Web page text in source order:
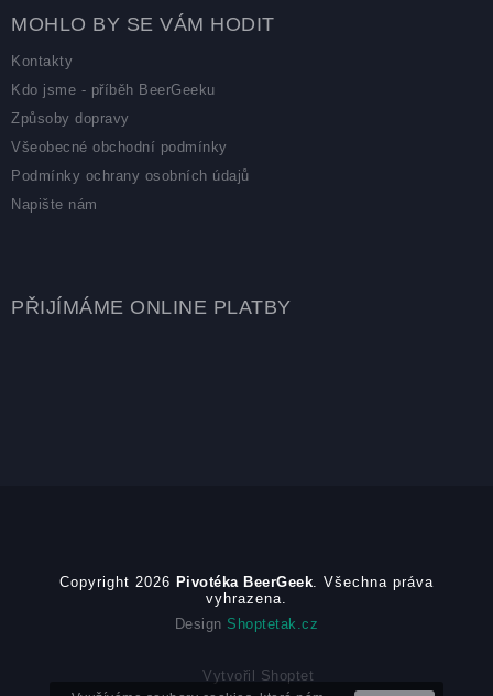
MOHLO BY SE VÁM HODIT
Kontakty
Kdo jsme - příběh BeerGeeku
Způsoby dopravy
Všeobecné obchodní podmínky
Podmínky ochrany osobních údajů
Napište nám
PŘIJÍMÁME ONLINE PLATBY
Copyright 2026 Pivotéka BeerGeek. Všechna práva
vyhrazena.
Design Shoptetak.cz
Vytvořil Shoptet